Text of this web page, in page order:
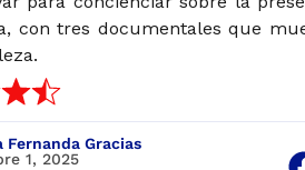
con tres documentales que
Fernanda Gracias
1, 2025